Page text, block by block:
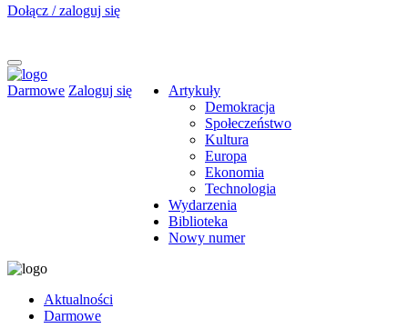
Dołącz / zaloguj się
Darmowe Zaloguj się
Artykuły
Demokracja
Społeczeństwo
Kultura
Europa
Ekonomia
Technologia
Wydarzenia
Biblioteka
Nowy numer
Aktualności
Darmowe